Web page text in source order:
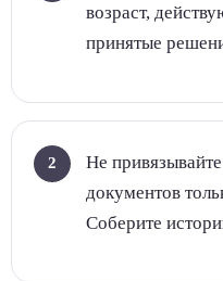
возраст,
принятые
Не
документов
Соберите